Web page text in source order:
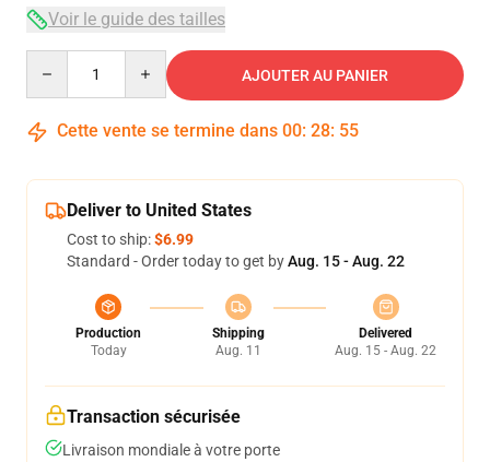
Voir le guide des tailles
AJOUTER AU PANIER
Cette vente se termine dans 00: 28: 54
Deliver to United States
Cost to ship:$6.99
Standard - Order today to get byAug. 15 - Aug. 22
Production
Today
Shipping
Aug. 11
Delivered
Aug. 15 - Aug. 22
Transaction sécurisée
Livraison mondiale à votre porte